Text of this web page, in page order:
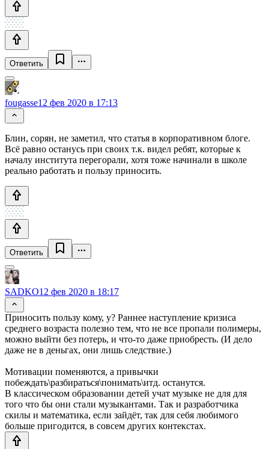
Ответить
fougasse12 фев 2020 в 17:13
Блин, сорян, не заметил, что статья в корпоративном блоге.
Всё равно останусь при своих т.к. видел ребят, которые к
началу института перегорали, хотя тоже начинали в школе
реально работать и пользу приносить.
Ответить
SADKO12 фев 2020 в 18:17
Приносить пользу кому, у? Раннее наступление кризиса
среднего возраста полезно тем, что не все пропали полимеры,
можно выйти без потерь, и что-то даже приобресть. (И дело
даже не в деньгах, они лишь следствие.)
Мотивации поменяются, а привычки
побеждать\разбираться\понимать\итд. останутся.
В классическом образовании детей учат музыке не для для
того что бы они стали музыкантами. Так и разработчика
скилы и математика, если зайдёт, так для себя любимого
больше пригодится, в совсем других контекстах.